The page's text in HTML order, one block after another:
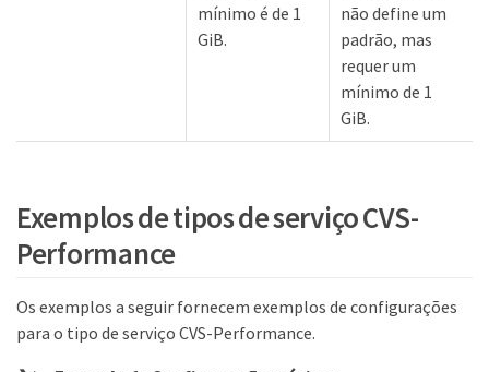
mínimo é de 1
GiB.
não define um
padrão, mas
requer um
mínimo de 1
GiB.
Exemplos de tipos de serviço CVS-
Performance
Os exemplos a seguir fornecem exemplos de configurações
para o tipo de serviço CVS-Performance.